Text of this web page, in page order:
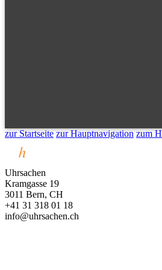
zur Startseite zur Hauptnavigation zum
Uhrsachen
Kramgasse 19
3011 Bern, CH
+41 31 318 01 18
info@uhrsachen.ch